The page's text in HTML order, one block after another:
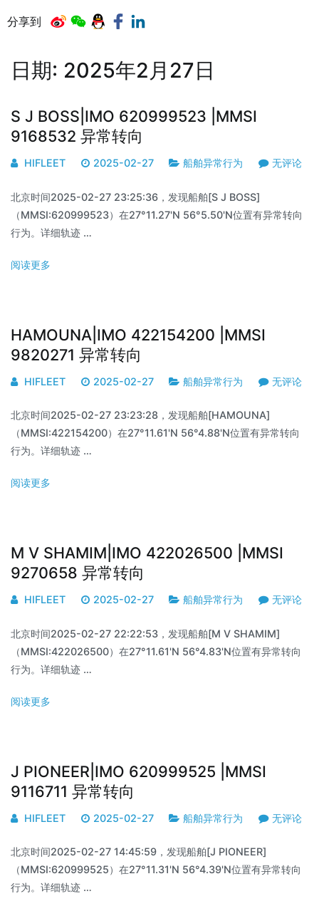
分享到
日期: 2025年2月27日
S J BOSS|IMO 620999523 |MMSI
9168532 异常转向
HIFLEET 2025-02-27 船舶异常行为 无评论
北京时间2025-02-27 23:25:36，发现船舶[S J BOSS]
（MMSI:620999523）在27°11.27'N 56°5.50'N位置有异常转向
行为。详细轨迹 …
阅读更多
HAMOUNA|IMO 422154200 |MMSI
9820271 异常转向
HIFLEET 2025-02-27 船舶异常行为 无评论
北京时间2025-02-27 23:23:28，发现船舶[HAMOUNA]
（MMSI:422154200）在27°11.61'N 56°4.88'N位置有异常转向
行为。详细轨迹 …
阅读更多
M V SHAMIM|IMO 422026500 |MMSI
9270658 异常转向
HIFLEET 2025-02-27 船舶异常行为 无评论
北京时间2025-02-27 22:22:53，发现船舶[M V SHAMIM]
（MMSI:422026500）在27°11.61'N 56°4.83'N位置有异常转向
行为。详细轨迹 …
阅读更多
J PIONEER|IMO 620999525 |MMSI
9116711 异常转向
HIFLEET 2025-02-27 船舶异常行为 无评论
北京时间2025-02-27 14:45:59，发现船舶[J PIONEER]
（MMSI:620999525）在27°11.31'N 56°4.39'N位置有异常转向
行为。详细轨迹 …